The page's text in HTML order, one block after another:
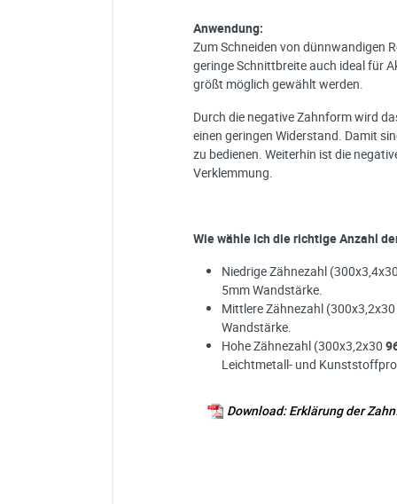
Anwendung:
Zum Schneiden von dünnwandigen
geringe Schnittbreite auch ideal für
größt möglich gewählt werden.
Durch die negative Zahnform wird
einen geringen Widerstand. Damit
zu bedienen. Weiterhin ist die
Verklemmung.
Wie wähle ich die richtige Anzahl
Niedrige Zähnezahl (300x3,4x30
5mm Wandstärke.
Mittlere Zähnezahl (300x3,2x30
Wandstärke.
Hohe Zähnezahl (300x3,2x30
Leichtmetall- und
Download: Erklärung der